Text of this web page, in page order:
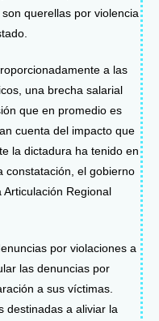
querellas por violencia
a las
una brecha salarial
que en promedio es
cuenta del impacto que
la dictadura ha tenido en
constatación, el gobierno
Regional
por violaciones a
las denuncias por
a sus víctimas.
destinadas a aliviar la